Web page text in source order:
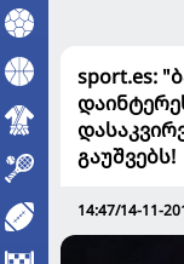
sport.es:
გაუშვებს!
14:47/14-11-